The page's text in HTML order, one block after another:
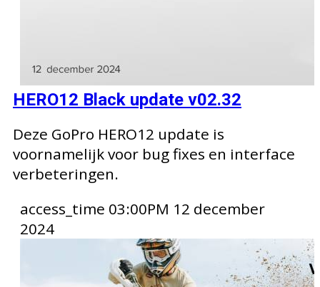
HERO12 Black update v02.32
Deze GoPro HERO12 update is
voornamelijk voor bug fixes en interface
verbeteringen.
access_time 03:00PM 12 december
2024